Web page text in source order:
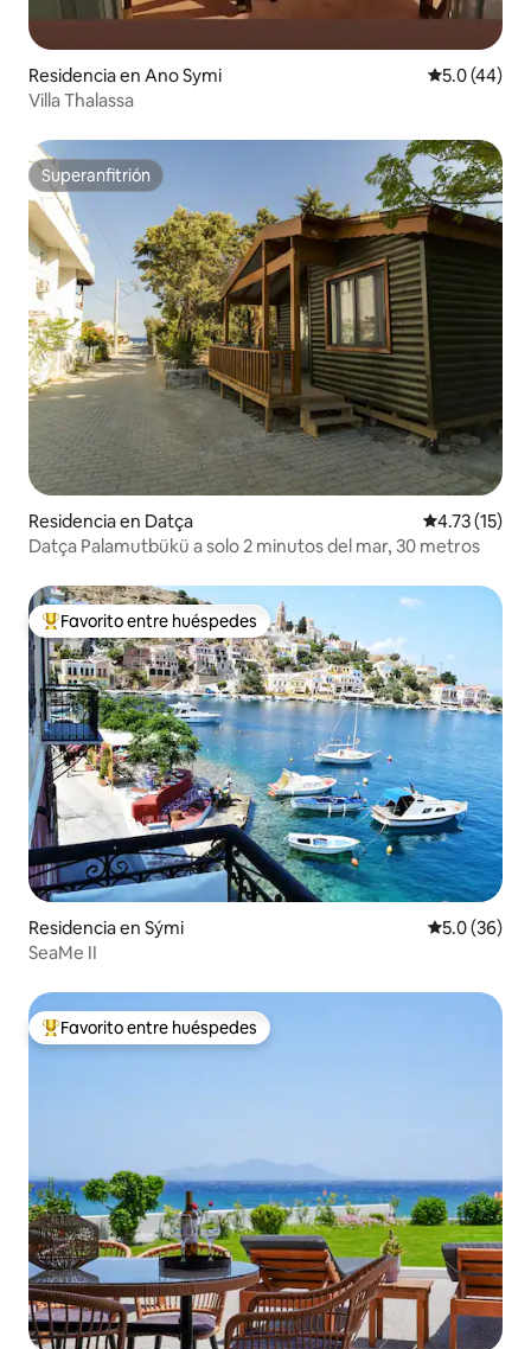
Residencia en Ano Symi Calificación
5.0 (44)
Villa Thalassa
Superanfitrión
Superanfitrión
Residencia en Datça Calificación
4.73 (15)
Datça Palamutbükü a solo 2 minutos del mar, 30 metros
De los mejores en Favorito entre huéspedes
Favorito entre huéspedes
Residencia en Sými Calificación
5.0 (36)
SeaMe II
De los mejores en Favorito entre huéspedes
Favorito entre huéspedes